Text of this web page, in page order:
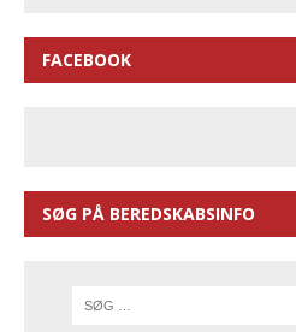
FACEBOOK
SØG PÅ BEREDSKABSINFO